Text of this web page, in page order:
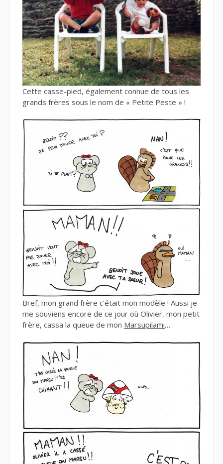
Cette casse-pied, également connue de tous les
grands frères sous le nom de « Petite Peste » !
Bref, mon grand frère c’était mon modèle ! Aussi je
me souviens encore de ce jour où Olivier, mon petit
frère, cassa la queue de mon Marsupilami…